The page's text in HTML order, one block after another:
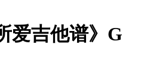
爱吉他谱》G